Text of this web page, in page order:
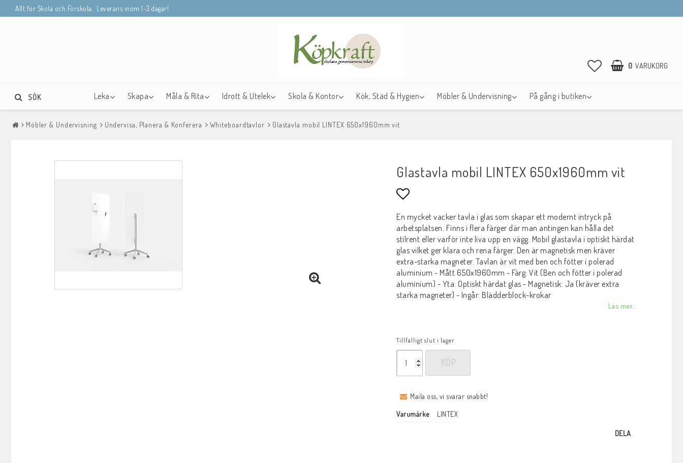
Allt för Skola och Förskola. Leverans inom 1-3 dagar!
0 VARUKORG
Leka Skapa Måla & Rita Idrott & Utelek Skola & Kontor Kök, Städ & Hygien Möbler & Undervisning På gång i butiken
SÖK
Möbler & Undervisning Undervisa, Planera & Konferera Whiteboardtavlor Glastavla mobil LINTEX 650x1960mm vit
Glastavla mobil LINTEX 650x1960mm vit
Lägg till i favoritlistan
En mycket vacker tavla i glas som skapar ett modernt intryck på
arbetsplatsen. Finns i flera färger där man antingen kan hålla det
stilrent eller varför inte liva upp en vägg. Mobil glastavla i optiskt härdat
glas vilket ger klara och rena färger. Den är magnetisk men kräver
extra-starka magneter. Tavlan är vit med ben och fötter i polerad
aluminium - Mått 650x1960mm - Färg: Vit (Ben och fötter i polerad
aluminium) - Yta: Optiskt härdat glas - Magnetisk: Ja (kräver extra
starka magneter) - Ingår: Blädderblock-krokar
Läs mer...
Tillfälligt slut i lager
KÖP
Maila oss, vi svarar snabbt!
Varumärke LINTEX
DELA